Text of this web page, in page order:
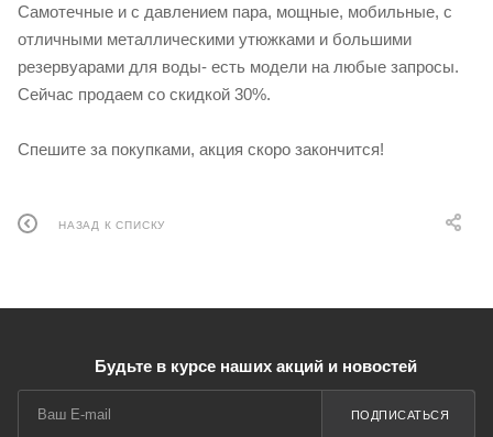
Самотечные и с давлением пара, мощные, мобильные, с
отличными металлическими утюжками и большими
резервуарами для воды- есть модели на любые запросы.
Сейчас продаем со скидкой 30%.
Спешите за покупками, акция скоро закончится!
НАЗАД К СПИСКУ
Будьте в курсе наших акций и новостей
ПОДПИСАТЬСЯ